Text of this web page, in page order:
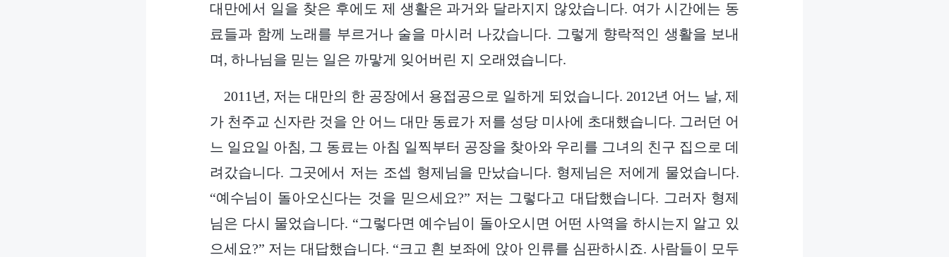
대만에서 일을 찾은 후에도 제 생활은 과거와 달라지지 않았습니다. 여가 시간에는 동
료들과 함께 노래를 부르거나 술을 마시러 나갔습니다. 그렇게 향락적인 생활을 보내
며, 하나님을 믿는 일은 까맣게 잊어버린 지 오래였습니다.
2011년, 저는 대만의 한 공장에서 용접공으로 일하게 되었습니다. 2012년 어느 날, 제
가 천주교 신자란 것을 안 어느 대만 동료가 저를 성당 미사에 초대했습니다. 그러던 어
느 일요일 아침, 그 동료는 아침 일찍부터 공장을 찾아와 우리를 그녀의 친구 집으로 데
려갔습니다. 그곳에서 저는 조셉 형제님을 만났습니다. 형제님은 저에게 물었습니다.
“예수님이 돌아오신다는 것을 믿으세요?” 저는 그렇다고 대답했습니다. 그러자 형제
님은 다시 물었습니다. “그렇다면 예수님이 돌아오시면 어떤 사역을 하시는지 알고 있
으세요?” 저는 대답했습니다. “크고 흰 보좌에 앉아 인류를 심판하시죠. 사람들이 모두